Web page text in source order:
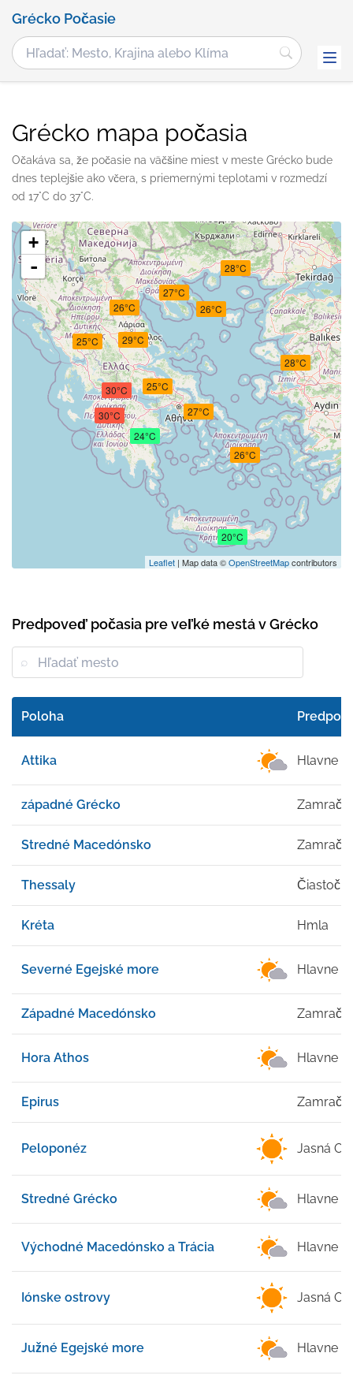
Grécko Počasie
Grécko mapa počasia
Očakáva sa, že počasie na väčšine miest v meste Grécko bude
dnes teplejšie ako včera, s priemernými teplotami v rozmedzí
od 17°C do 37°C.
27°C
30°C
27°C
29°C
20°C
28°C
26°C 26°C
25°C
24°C
25°C
28°C
30°C
26°C
+
-
Leaflet | Map data ©OpenStreetMapcontributors
Predpoveď počasia pre veľké mestá v Grécko
Poloha
Attika Hlavne
západné Grécko
Stredné Macedónsko
Thessaly
Kréta Hmla
Severné Egejské more Hlavne
Západné Macedónsko
Hora Athos Hlavne
Epirus
Peloponéz Jasná
Stredné Grécko Hlavne
Východné Macedónsko a Trácia Hlavne
Iónske ostrovy Jasná
Južné Egejské more Hlavne